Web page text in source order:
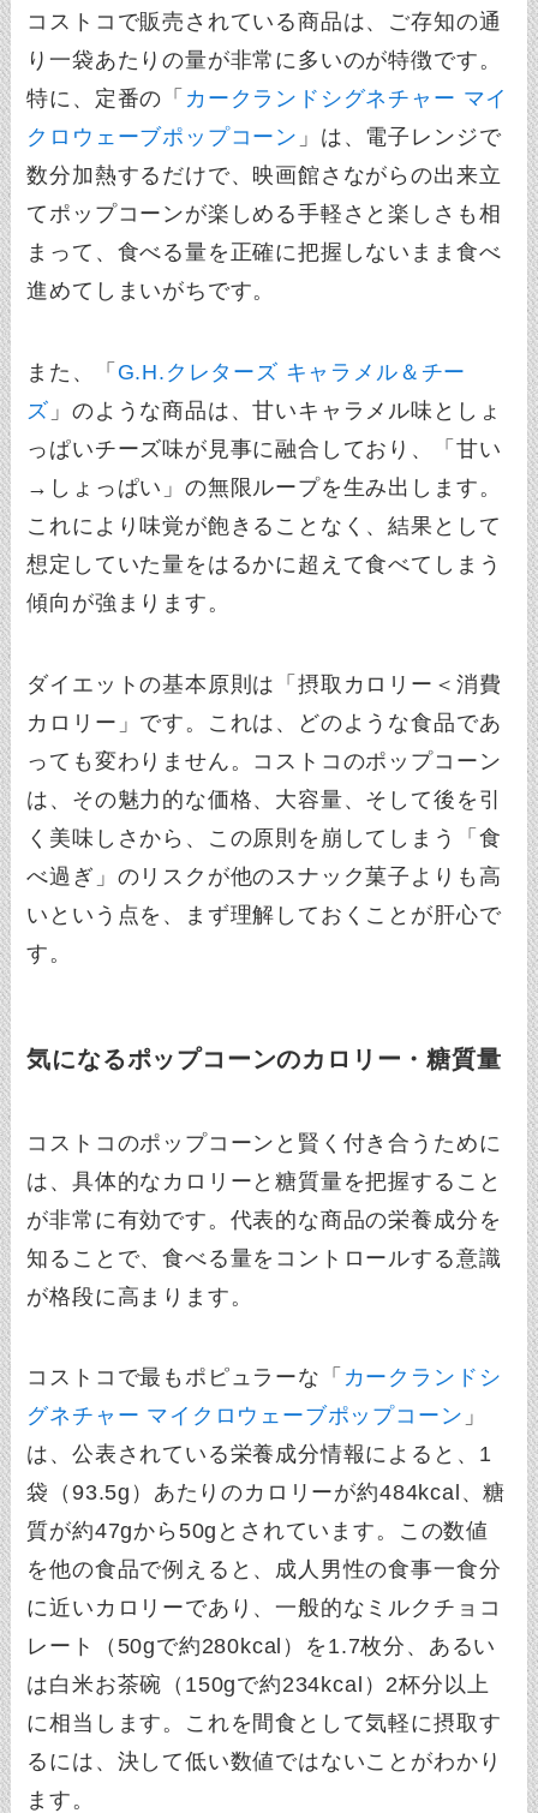
コストコで販売されている商品は、ご存知の通
り一袋あたりの量が非常に多いのが特徴です。
特に、定番の「 カークランドシグネチャー マイ
クロウェーブポップコーン 」は、電子レンジで
数分加熱するだけで、映画館さながらの出来立
てポップコーンが楽しめる手軽さと楽しさも相
まって、食べる量を正確に把握しないまま食べ
進めてしまいがちです。
また、「 G.H.クレターズ キャラメル＆チー
ズ 」のような商品は、甘いキャラメル味としょ
っぱいチーズ味が見事に融合しており、「甘い
→しょっぱい」の無限ループを生み出します。
これにより味覚が飽きることなく、結果として
想定していた量をはるかに超えて食べてしまう
傾向が強まります。
ダイエットの基本原則は「摂取カロリー＜消費
カロリー」です。これは、どのような食品であ
っても変わりません。コストコのポップコーン
は、その魅力的な価格、大容量、そして後を引
く美味しさから、この原則を崩してしまう「食
べ過ぎ」のリスクが他のスナック菓子よりも高
いという点を、まず理解しておくことが肝心で
す。
気になるポップコーンのカロリー・糖質量
コストコのポップコーンと賢く付き合うために
は、具体的なカロリーと糖質量を把握すること
が非常に有効です。代表的な商品の栄養成分を
知ることで、食べる量をコントロールする意識
が格段に高まります。
コストコで最もポピュラーな「 カークランドシ
グネチャー マイクロウェーブポップコーン 」
は、公表されている栄養成分情報によると、1
袋（93.5g）あたりのカロリーが約484kcal、糖
質が約47gから50gとされています。この数値
を他の食品で例えると、成人男性の食事一食分
に近いカロリーであり、一般的なミルクチョコ
レート（50gで約280kcal）を1.7枚分、あるい
は白米お茶碗（150gで約234kcal）2杯分以上
に相当します。これを間食として気軽に摂取す
るには、決して低い数値ではないことがわかり
ます。